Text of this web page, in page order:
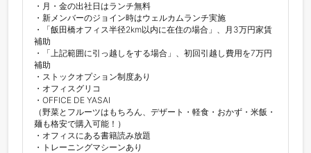
・月・金の出社日はランチ無料
・新メンバーのジョイン時はウェルカムランチ実施
・「飯田橋オフィス半径2km以内に在住の場合」、月3万円家賃
補助
・「上記範囲に引っ越しをする場合」、初回引越し費用を7万円
補助
・ストックオプション制度あり
・オフィスグリコ
・OFFICE DE YASAI
（野菜とフルーツはもちろん、デザート・軽食・おかず・米飯・
麺も格安で購入可能！）
・オフィスにある書籍読み放題
・トレーニングマシーンあり